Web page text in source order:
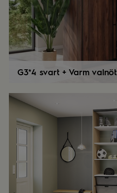
G3*4 svart + Varm valnöt